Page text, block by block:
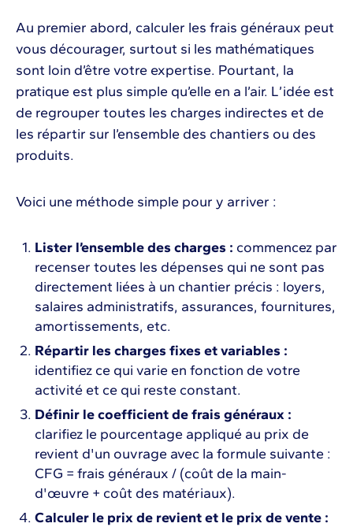
Au premier abord, calculer les frais généraux peut
vous décourager, surtout si les mathématiques
sont loin d’être votre expertise. Pourtant, la
pratique est plus simple qu’elle en a l’air. L’idée est
de regrouper toutes les charges indirectes et de
les répartir sur l’ensemble des chantiers ou des
produits.
Voici une méthode simple pour y arriver :
Lister l’ensemble des charges : commencez par
recenser toutes les dépenses qui ne sont pas
directement liées à un chantier précis : loyers,
salaires administratifs, assurances, fournitures,
amortissements, etc.
Répartir les charges fixes et variables :
identifiez ce qui varie en fonction de votre
activité et ce qui reste constant.
Définir le coefficient de frais généraux :
clarifiez le pourcentage appliqué au prix de
revient d'un ouvrage avec la formule suivante :
CFG = frais généraux / (coût de la main-
d'œuvre + coût des matériaux).
Calculer le prix de revient et le prix de vente :